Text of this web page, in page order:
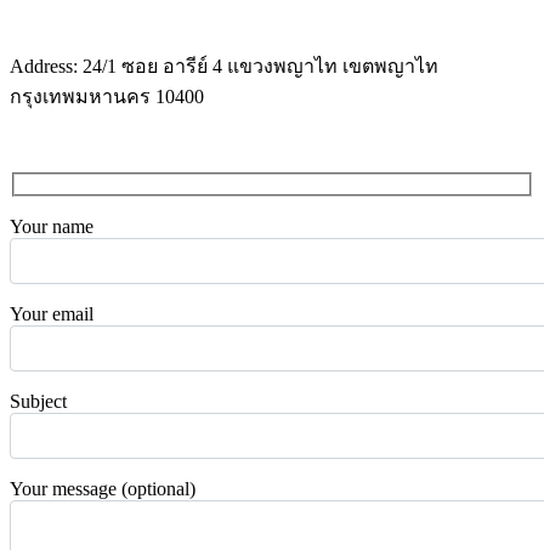
Address: 24/1 ซอย อารีย์ 4 แขวงพญาไท เขตพญาไท
กรุงเทพมหานคร 10400
Your name
Your email
Subject
Your message (optional)